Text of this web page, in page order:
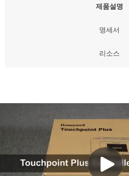
제품설명
명세서
리소스